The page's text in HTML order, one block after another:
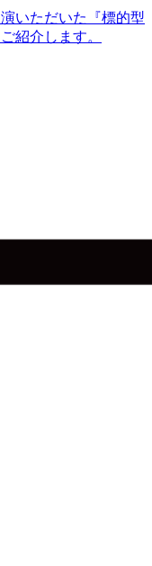
いただいた『標的型
紹介します。